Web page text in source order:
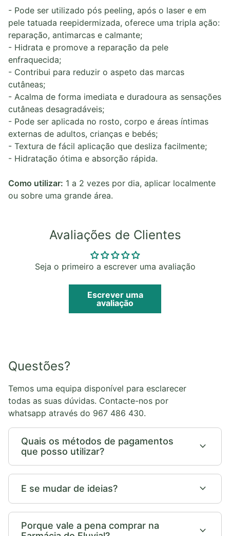
- Pode ser utilizado pós peeling, após o laser e em
pele tatuada reepidermizada, oferece uma tripla ação:
reparação, antimarcas e calmante;
- Hidrata e promove a reparação da pele
enfraquecida;
- Contribui para reduzir o aspeto das marcas
cutâneas;
- Acalma de forma imediata e duradoura as sensações
cutâneas desagradáveis;
- Pode ser aplicada no rosto, corpo e áreas íntimas
externas de adultos, crianças e bebés;
- Textura de fácil aplicação que desliza facilmente;
- Hidratação ótima e absorção rápida.
Como utilizar: 1 a 2 vezes por dia, aplicar localmente
ou sobre uma grande área.
Avaliações de Clientes
Seja o primeiro a escrever uma avaliação
Escrever uma
avaliação
Questões?
Temos uma equipa disponível para esclarecer
todas as suas dúvidas. Contacte-nos por
whatsapp através do 967 486 430.
Quais os métodos de pagamentos
que posso utilizar?
expand_more
E se mudar de ideias? expand_more
Porque vale a pena comprar na
expand_more